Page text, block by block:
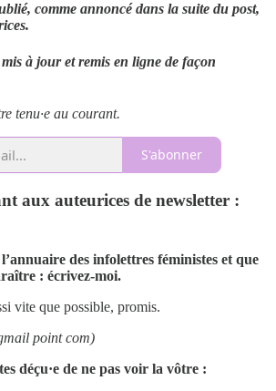
comme annoncé dans la suite du post,
à jour et remis en ligne de façon
tenu·e au courant.
S'abonner
aux auteurices de newsletter :
des infolettres féministes et que
: écrivez-moi.
vite que possible, promis.
point com)
déçu·e de ne pas voir la vôtre :